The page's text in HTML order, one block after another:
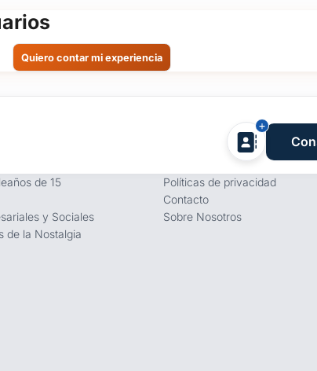
Quiero contar mi experiencia
de 15
y Sociales
de la Nostalgia
Empresa
Términos y condiciones
Políticas de privacidad
Contacto
Sobre Nosotros